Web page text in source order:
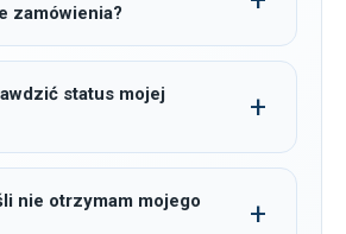
zamówienia?
status mojej
nie otrzymam mojego